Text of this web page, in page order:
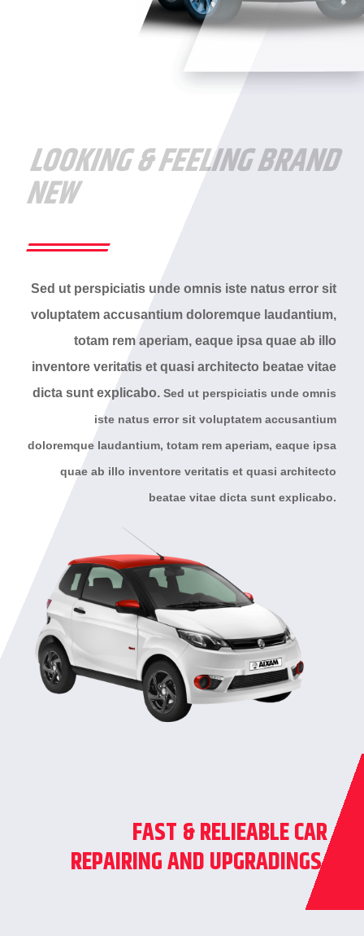
LOOKING & FEELING BRAND
NEW
Sed ut perspiciatis unde omnis iste natus error sit
voluptatem accusantium doloremque laudantium,
totam rem aperiam, eaque ipsa quae ab illo
inventore veritatis et quasi architecto beatae vitae
dicta sunt explicabo.Sed ut perspiciatis unde omnis
iste natus error sit voluptatem accusantium
doloremque laudantium, totam rem aperiam, eaque ipsa
quae ab illo inventore veritatis et quasi architecto
beatae vitae dicta sunt explicabo.
FAST & RELIEABLE CAR
REPAIRING AND UPGRADINGS.